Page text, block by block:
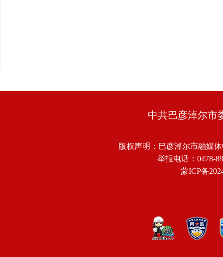
中共巴彦淖尔市
版权声明：巴彦淖尔市融媒
举报电话：0478-
蒙ICP备